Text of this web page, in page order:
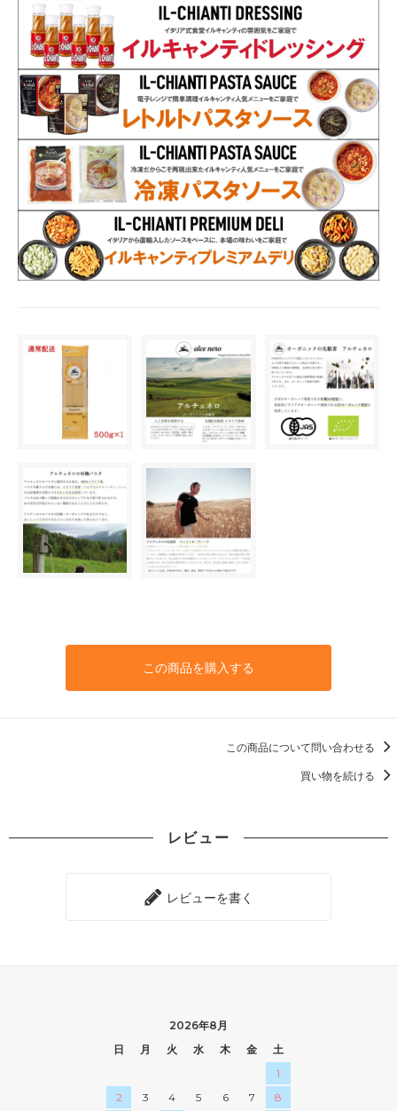
この商品を購入する
この商品について問い合わせる
買い物を続ける
レビュー
レビューを書く
2026年8月
日
月 火 水 木 金
土
1
2
3 4 5 6 7
8